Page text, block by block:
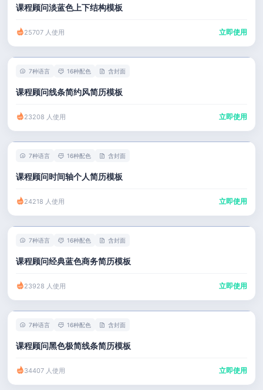
课程顾问淡蓝色上下结构模板
25707 人使用 立即使用
7种语言 16种配色 含封面
课程顾问线条简约风简历模板
23208 人使用 立即使用
7种语言 16种配色 含封面
课程顾问时间轴个人简历模板
24218 人使用 立即使用
7种语言 16种配色 含封面
课程顾问经典蓝色商务简历模板
23928 人使用 立即使用
7种语言 16种配色 含封面
课程顾问黑色极简线条简历模板
34407 人使用 立即使用